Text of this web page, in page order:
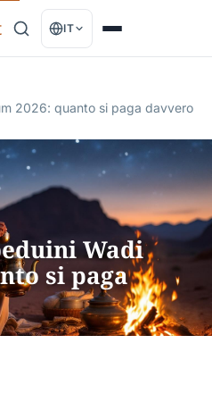
IT
2026: quanto si paga davvero
Wadi
si paga